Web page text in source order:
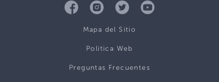
Mapa del Sitio
Politica Web
Preguntas Frecuentes